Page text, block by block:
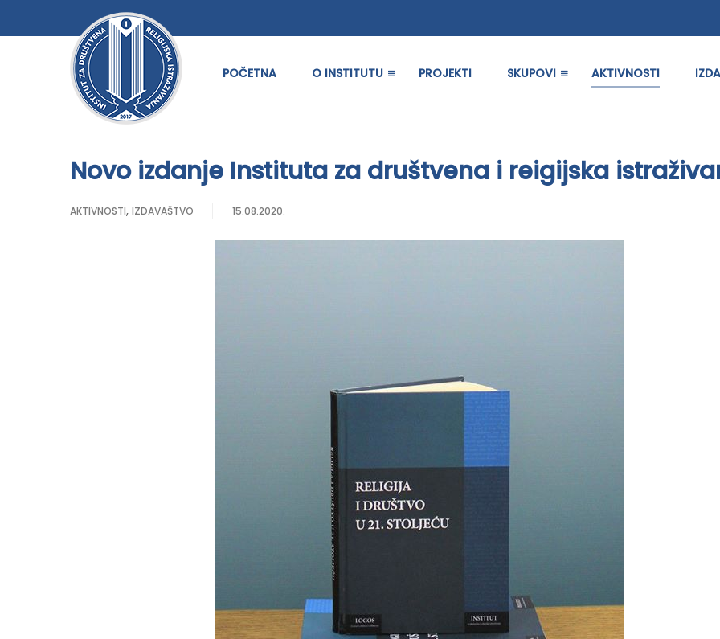
POČETNA O INSTITUTU PROJEKTI SKUPOVI AKTIVNOSTI
Novo izdanje Instituta za društvena i reigijska
AKTIVNOSTI, IZDAVAŠTVO 15.08.2020.